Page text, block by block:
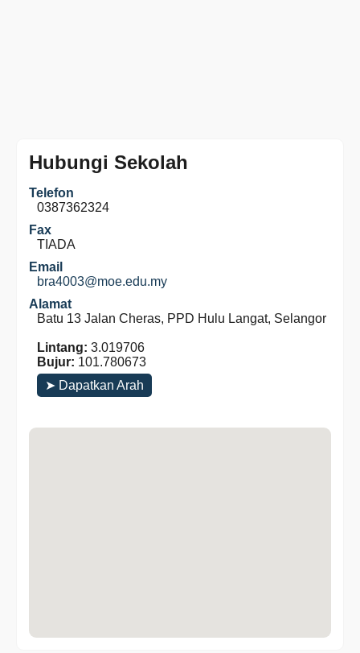
Hubungi Sekolah
Telefon
0387362324
Fax
TIADA
Email
bra4003@moe.edu.my
Alamat
Batu 13 Jalan Cheras, PPD Hulu Langat, Selangor
Lintang: 3.019706
Bujur: 101.780673
➤ Dapatkan Arah